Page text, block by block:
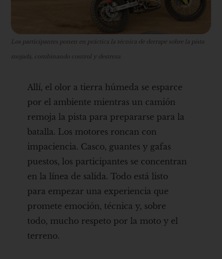
Los participantes ponen en práctica la técnica de derrape sobre la pista
mojada, combinando control y destreza
Allí, el olor a tierra húmeda se esparce
por el ambiente mientras un camión
remoja la pista para prepararse para la
batalla. Los motores roncan con
impaciencia. Casco, guantes y gafas
puestos, los participantes se concentran
en la línea de salida. Todo está listo
para empezar una experiencia que
promete emoción, técnica y, sobre
todo, mucho respeto por la moto y el
terreno.